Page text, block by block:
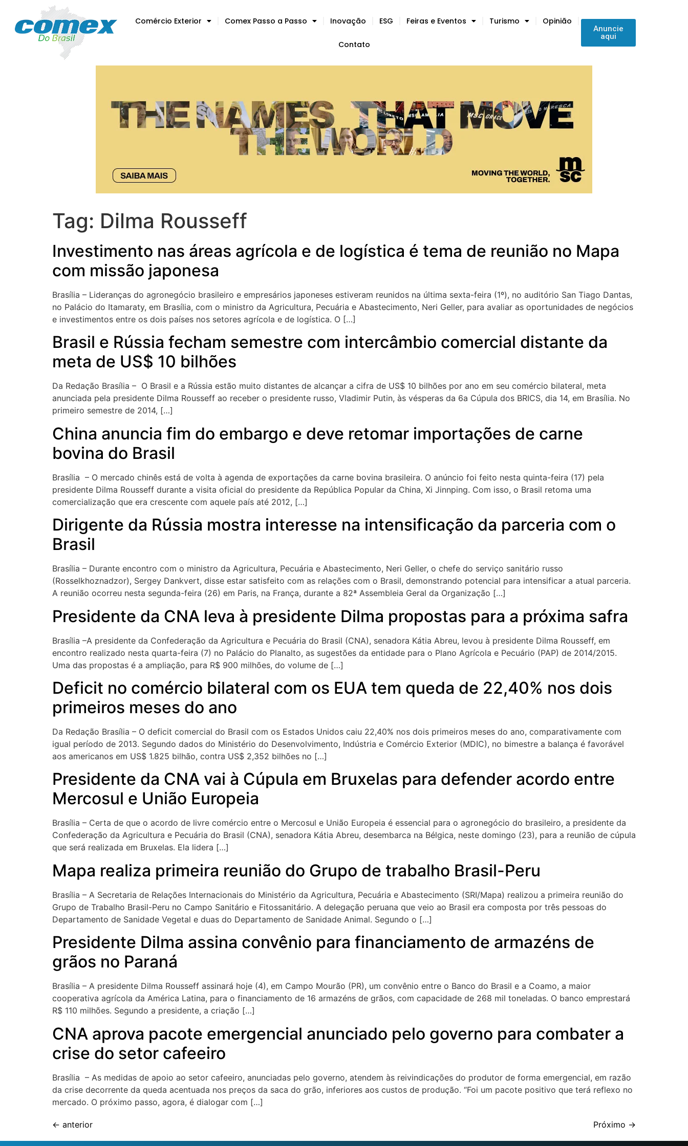
Comércio Exterior Comex Passo a Passo Inovação ESG Feiras e Eventos Turismo Opinião
Contato
Anuncie
aqui
Tag: Dilma Rousseff
Investimento nas áreas agrícola e de logística é tema de reunião no Mapa
com missão japonesa
Brasília – Lideranças do agronegócio brasileiro e empresários japoneses estiveram reunidos na última sexta-feira (1º), no auditório San Tiago Dantas,
no Palácio do Itamaraty, em Brasília, com o ministro da Agricultura, Pecuária e Abastecimento, Neri Geller, para avaliar as oportunidades de negócios
e investimentos entre os dois países nos setores agrícola e de logística. O […]
Brasil e Rússia fecham semestre com intercâmbio comercial distante da
meta de US$ 10 bilhões
Da Redação Brasília – O Brasil e a Rússia estão muito distantes de alcançar a cifra de US$ 10 bilhões por ano em seu comércio bilateral, meta
anunciada pela presidente Dilma Rousseff ao receber o presidente russo, Vladimir Putin, às vésperas da 6a Cúpula dos BRICS, dia 14, em Brasília. No
primeiro semestre de 2014, […]
China anuncia fim do embargo e deve retomar importações de carne
bovina do Brasil
Brasília – O mercado chinês está de volta à agenda de exportações da carne bovina brasileira. O anúncio foi feito nesta quinta-feira (17) pela
presidente Dilma Rousseff durante a visita oficial do presidente da República Popular da China, Xi Jinnping. Com isso, o Brasil retoma uma
comercialização que era crescente com aquele país até 2012, […]
Dirigente da Rússia mostra interesse na intensificação da parceria com o
Brasil
Brasília – Durante encontro com o ministro da Agricultura, Pecuária e Abastecimento, Neri Geller, o chefe do serviço sanitário russo
(Rosselkhoznadzor), Sergey Dankvert, disse estar satisfeito com as relações com o Brasil, demonstrando potencial para intensificar a atual parceria.
A reunião ocorreu nesta segunda-feira (26) em Paris, na França, durante a 82ª Assembleia Geral da Organização […]
Presidente da CNA leva à presidente Dilma propostas para a próxima safra
Brasília –A presidente da Confederação da Agricultura e Pecuária do Brasil (CNA), senadora Kátia Abreu, levou à presidente Dilma Rousseff, em
encontro realizado nesta quarta-feira (7) no Palácio do Planalto, as sugestões da entidade para o Plano Agrícola e Pecuário (PAP) de 2014/2015.
Uma das propostas é a ampliação, para R$ 900 milhões, do volume de […]
Deficit no comércio bilateral com os EUA tem queda de 22,40% nos dois
primeiros meses do ano
Da Redação Brasília – O deficit comercial do Brasil com os Estados Unidos caiu 22,40% nos dois primeiros meses do ano, comparativamente com
igual período de 2013. Segundo dados do Ministério do Desenvolvimento, Indústria e Comércio Exterior (MDIC), no bimestre a balança é favorável
aos americanos em US$ 1.825 bilhão, contra US$ 2,352 bilhões no […]
Presidente da CNA vai à Cúpula em Bruxelas para defender acordo entre
Mercosul e União Europeia
Brasília – Certa de que o acordo de livre comércio entre o Mercosul e União Europeia é essencial para o agronegócio do brasileiro, a presidente da
Confederação da Agricultura e Pecuária do Brasil (CNA), senadora Kátia Abreu, desembarca na Bélgica, neste domingo (23), para a reunião de cúpula
que será realizada em Bruxelas. Ela lidera […]
Mapa realiza primeira reunião do Grupo de trabalho Brasil-Peru
Brasília – A Secretaria de Relações Internacionais do Ministério da Agricultura, Pecuária e Abastecimento (SRI/Mapa) realizou a primeira reunião do
Grupo de Trabalho Brasil-Peru no Campo Sanitário e Fitossanitário. A delegação peruana que veio ao Brasil era composta por três pessoas do
Departamento de Sanidade Vegetal e duas do Departamento de Sanidade Animal. Segundo o […]
Presidente Dilma assina convênio para financiamento de armazéns de
grãos no Paraná
Brasília – A presidente Dilma Rousseff assinará hoje (4), em Campo Mourão (PR), um convênio entre o Banco do Brasil e a Coamo, a maior
cooperativa agrícola da América Latina, para o financiamento de 16 armazéns de grãos, com capacidade de 268 mil toneladas. O banco emprestará
R$ 110 milhões. Segundo a presidente, a criação […]
CNA aprova pacote emergencial anunciado pelo governo para combater a
crise do setor cafeeiro
Brasília – As medidas de apoio ao setor cafeeiro, anunciadas pelo governo, atendem às reivindicações do produtor de forma emergencial, em razão
da crise decorrente da queda acentuada nos preços da saca do grão, inferiores aos custos de produção. “Foi um pacote positivo que terá reflexo no
mercado. O próximo passo, agora, é dialogar com […]
← anterior Próximo →